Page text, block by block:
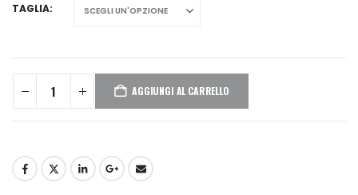
TAGLIA
AGGIUNGI AL CARRELLO